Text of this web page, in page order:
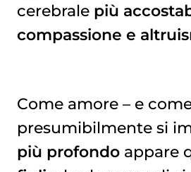
cerebrale più
compassione e
Come amore – e
presumibilmente si
più profondoappare